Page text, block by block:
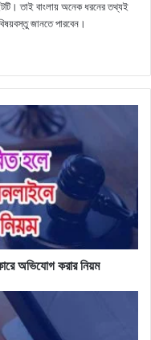
তাই বাংলায় অনেক ধরনের তথ্যই
জানতে পারবেন।
অভিযোগ করার নিয়ম